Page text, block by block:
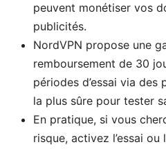
peuvent monétiser vos
publicités.
NordVPN propose une
remboursement de 30
périodes d’essai via des
la plus sûre pour tester
En pratique, si vous
risque, activez l’essai ou